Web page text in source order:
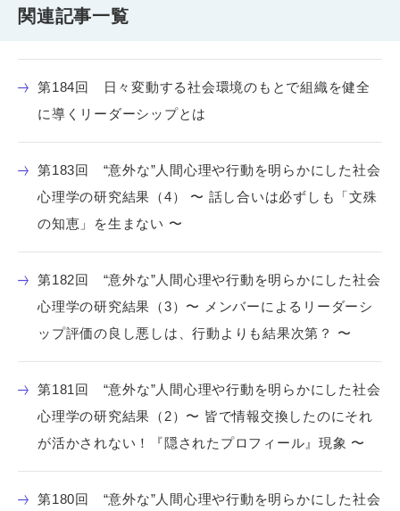
関連記事一覧
第184回 日々変動する社会環境のもとで組織を健全
に導くリーダーシップとは
第183回 “意外な”人間心理や行動を明らかにした社会
心理学の研究結果（4） 〜 話し合いは必ずしも「文殊
の知恵」を生まない 〜
第182回 “意外な”人間心理や行動を明らかにした社会
心理学の研究結果（3）〜 メンバーによるリーダーシ
ップ評価の良し悪しは、行動よりも結果次第？ 〜
第181回 “意外な”人間心理や行動を明らかにした社会
心理学の研究結果（2）〜 皆で情報交換したのにそれ
が活かされない！『隠されたプロフィール』現象 〜
第180回 “意外な”人間心理や行動を明らかにした社会